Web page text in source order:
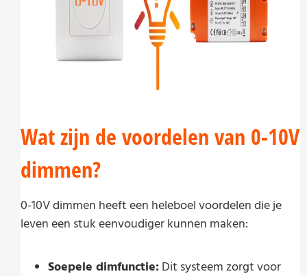
Wat zijn de voordelen van 0-10V
dimmen?
0-10V dimmen heeft een heleboel voordelen die je
leven een stuk eenvoudiger kunnen maken:
Soepele dimfunctie: Dit systeem zorgt voor